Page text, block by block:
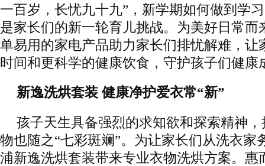
一百岁，长忧九十九”，新学期如何做到学
是家长们的新一轮育儿挑战。为美好日常而
单易用的家电产品助力家长们排忧解难，让
时间和更科学的健康饮食，守护孩子们健康
新逸洗烘套装 健康净护爱衣常“新”
孩子天生具备强烈的求知欲和探索精神
物也随之“七彩斑斓”。为让家长们从洗衣家
浦新逸洗烘套装带来专业衣物洗烘方案。惠